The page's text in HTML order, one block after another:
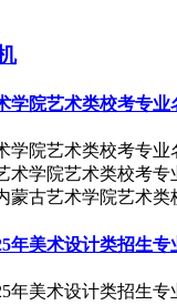
学院艺术类校考专业
学院艺术类校考专业
蒙古艺术学院艺术
年美术设计类招生专
年美术设计类招生专